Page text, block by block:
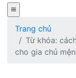
Trang chủ
Từ khóa:
cho gia chủ